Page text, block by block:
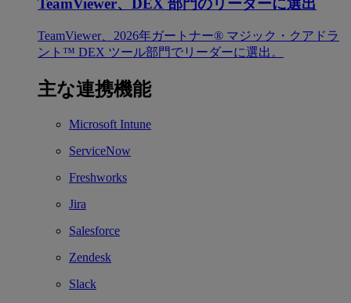
TeamViewer、DEX 部門のリーダーに選出
TeamViewer、2026年ガートナー® マジック・クアドラ
ント™ DEX ツール部門でリーダーに選出。
主な連携機能
Microsoft Intune
ServiceNow
Freshworks
Jira
Salesforce
Zendesk
Slack